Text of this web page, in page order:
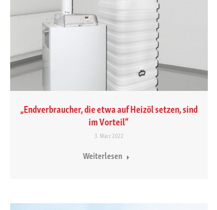
„Endverbraucher, die etwa auf Heizöl setzen, sind
im Vorteil“
3. März 2022
Weiterlesen